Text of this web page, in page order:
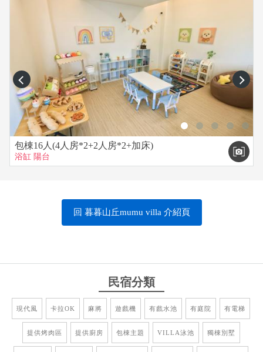
prev next
包棟16人(4人房*2+2人房*2+加床)
浴缸 陽台
回 暮暮山丘mumu villa 介紹頁
民宿分類
現代風 卡拉OK 麻將 遊戲機 有戲水池 有庭院 有電梯
提供烤肉區 提供廚房 包棟主題 VILLA泳池 獨棟別墅